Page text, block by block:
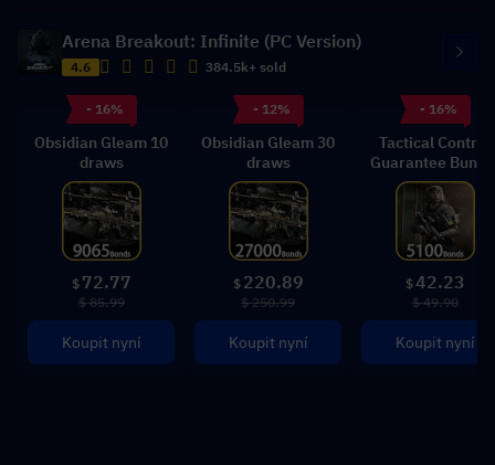
Arena Breakout: Infinite (PC Version)
4.6 384.5k+ sold
- 16%
Obsidian Gleam 10
draws
$ 72.77
$ 85.99
Koupit nyní
- 12%
Obsidian Gleam 30
draws
$ 220.89
$ 250.99
Koupit nyní
- 16%
Tactical Control
Guarantee
$42.23
$ 49.90
Koupit nyní